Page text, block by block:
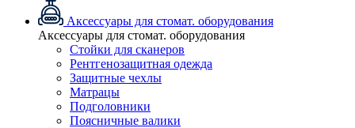
Аксессуары для стомат. оборудования
Аксессуары для стомат. оборудования
Стойки для сканеров
Рентгенозащитная одежда
Защитные чехлы
Матрацы
Подголовники
Поясничные валики